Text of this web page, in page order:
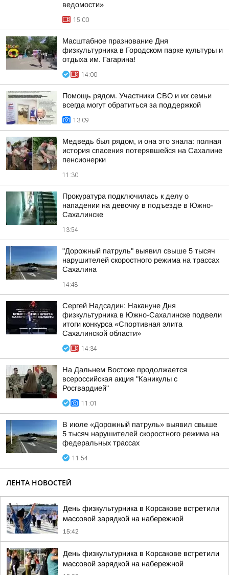
ведомости»
15:00
Масштабное празнование Дня
физкультурника в Городском парке культуры и
отдыха им. Гагарина!
14:00
Помощь рядом. Участники СВО и их семьи
всегда могут обратиться за поддержкой
13:09
Медведь был рядом, и она это знала: полная
история спасения потерявшейся на Сахалине
пенсионерки
11:30
Прокуратура подключилась к делу о
нападении на девочку в подъезде в Южно-
Сахалинске
13:54
"Дорожный патруль" выявил свыше 5 тысяч
нарушителей скоростного режима на трассах
Сахалина
14:48
Сергей Надсадин: Накануне Дня
физкультурника в Южно-Сахалинске подвели
итоги конкурса «Спортивная элита
Сахалинской области»
14:34
На Дальнем Востоке продолжается
всероссийская акция "Каникулы с
Росгвардией"
11:01
В июле «Дорожный патруль» выявил свыше
5 тысяч нарушителей скоростного режима на
федеральных трассах
11:54
ЛЕНТА НОВОСТЕЙ
День физкультурника в Корсакове встретили
массовой зарядкой на набережной
15:42
День физкультурника в Корсакове встретили
массовой зарядкой на набережной